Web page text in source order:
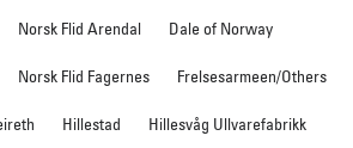
Norsk Flid Arendal Dale of Norway
Norsk Flid Fagernes Frelsesarmeen/Others
Hillestad Hillesvåg Ullvarefabrikk